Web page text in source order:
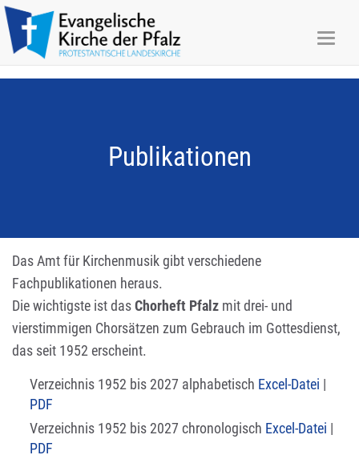
Menü
Publikationen
Das Amt für Kirchenmusik gibt verschiedene
Fachpublikationen heraus.
Die wichtigste ist dasChorheft Pfalz mit drei- und
vierstimmigen Chorsätzen zum Gebrauch im Gottesdienst,
das seit 1952 erscheint.
Verzeichnis 1952 bis 2027 alphabetisch Excel-Datei |
PDF
Verzeichnis 1952 bis 2027 chronologisch Excel-Datei |
PDF